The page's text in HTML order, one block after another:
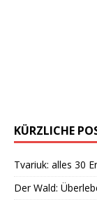
KÜRZLICHE
Tvariuk: alles 30
Der Wald: